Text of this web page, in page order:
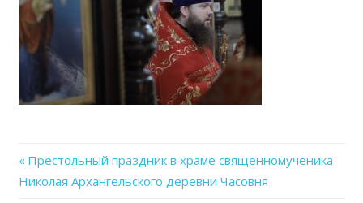
Навигация
Previous
Post:
Престольный праздник в храме священномученика
Николая Архангельского деревни Часовня